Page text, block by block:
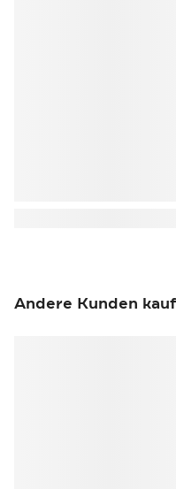
Andere Kunden